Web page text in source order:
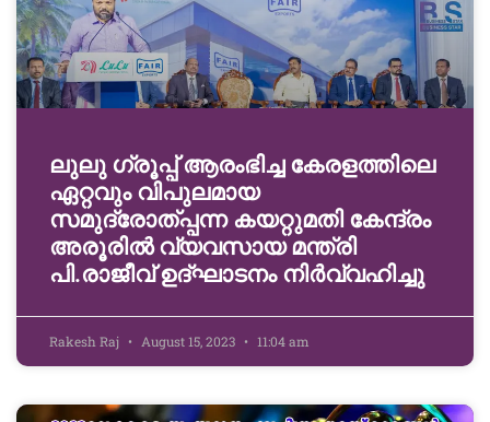
ലുലു ഗ്രൂപ്പ് ആരംഭിച്ച കേരളത്തിലെ
ഏറ്റവും വിപുലമായ
സമുദ്രോത്പ്പന്ന കയറ്റുമതി കേന്ദ്രം
അരൂരിൽ വ്യവസായ മന്ത്രി
പി.രാജീവ് ഉദ്ഘാടനം നിർവ്വഹിച്ചു
Rakesh Raj August 15, 2023 11:04 am